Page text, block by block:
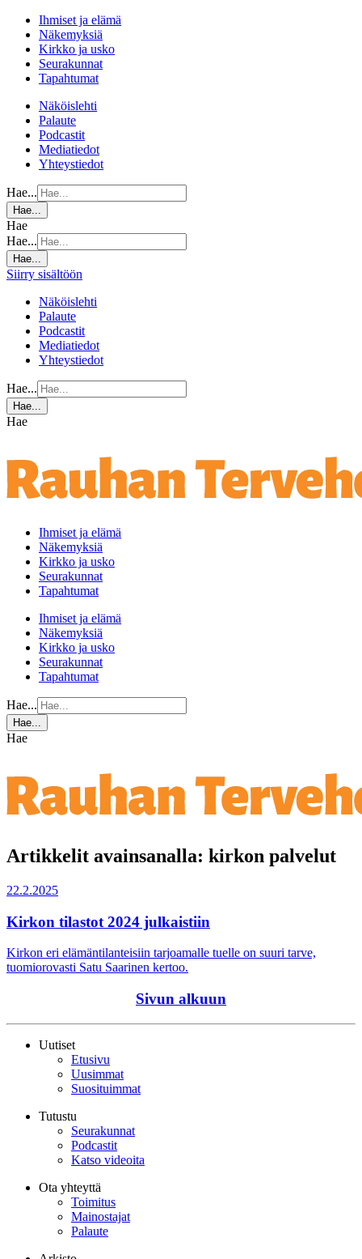
Ihmiset ja elämä
Näkemyksiä
Kirkko ja usko
Seurakunnat
Tapahtumat
Näköislehti
Palaute
Podcastit
Mediatiedot
Yhteystiedot
Hae...
Hae...
Hae
Hae...
Hae...
Siirry sisältöön
Näköislehti
Palaute
Podcastit
Mediatiedot
Yhteystiedot
Hae...
Hae...
Hae
Ihmiset ja elämä
Näkemyksiä
Kirkko ja usko
Seurakunnat
Tapahtumat
Ihmiset ja elämä
Näkemyksiä
Kirkko ja usko
Seurakunnat
Tapahtumat
Hae...
Hae...
Hae
Artikkelit avainsanalla: kirkon palvelut
22.2.2025
Kirkon tilastot 2024 julkaistiin
Kirkon eri elämäntilanteisiin tarjoamalle tuelle on suuri tarve,
tuomiorovasti Satu Saarinen kertoo.
Sivun alkuun
Uutiset
Etusivu
Uusimmat
Suosituimmat
Tutustu
Seurakunnat
Podcastit
Katso videoita
Ota yhteyttä
Toimitus
Mainostajat
Palaute